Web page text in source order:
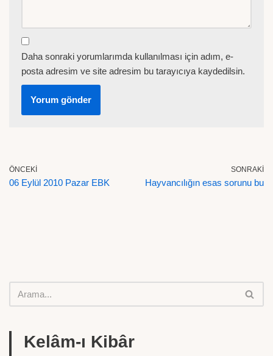
Daha sonraki yorumlarımda kullanılması için adım, e-
posta adresim ve site adresim bu tarayıcıya kaydedilsin.
ÖNCEKI
06 Eylül 2010 Pazar EBK
SONRAKI
Hayvancılığın esas sorunu bu
Kelâm-ı Kibâr